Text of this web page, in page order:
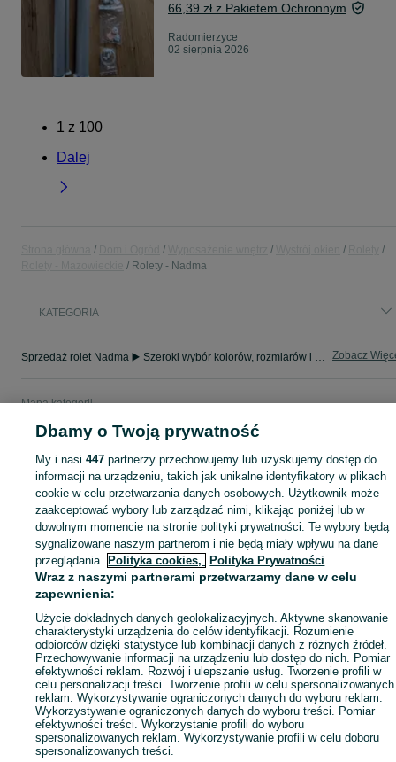
66,39 zł z Pakietem Ochronnym
Radomierzyce
02 sierpnia 2026
1 z 100
Dalej
Rolety - Nadma
KATEGORIA
Sprzedaż rolet Nadma ▶️ Szeroki wybór kolorów, rozmiarów i materiałów ✅ Nowe i używane w atrakcyjnych cenach ☝ Sprawdź oferty i kupuj na OLX.pl! Zobacz
Mapa kategorii
Mapa miejscowości
Popularne wyszukiwania
Dbamy o Twoją prywatność
My i nasi447 partnerzy przechowujemy lub uzyskujemy dostęp do
informacji na urządzeniu, takich jak unikalne identyfikatory w plikach
cookie w celu przetwarzania danych osobowych. Użytkownik może
zaakceptować wybory lub zarządzać nimi, klikając poniżej lub w
dowolnym momencie na stronie polityki prywatności. Te wybory będą
sygnalizowane naszym partnerom i nie będą miały wpływu na dane
przeglądania. Polityka cookies, Polityka Prywatności
Wraz z naszymi partnerami przetwarzamy dane w celu
zapewnienia:
Użycie dokładnych danych geolokalizacyjnych. Aktywne skanowanie
charakterystyki urządzenia do celów identyfikacji. Rozumienie
odbiorców dzięki statystyce lub kombinacji danych z różnych źródeł.
Przechowywanie informacji na urządzeniu lub dostęp do nich. Pomiar
efektywności reklam. Rozwój i ulepszanie usług. Tworzenie profili w
celu personalizacji treści. Tworzenie profili w celu spersonalizowanych
reklam. Wykorzystywanie ograniczonych danych do wyboru reklam.
Wykorzystywanie ograniczonych danych do wyboru treści. Pomiar
efektywności treści. Wykorzystanie profili do wyboru
spersonalizowanych reklam. Wykorzystywanie profili w celu doboru
spersonalizowanych treści.